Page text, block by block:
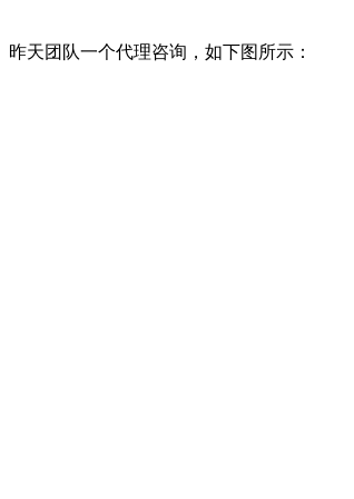
昨天团队一个代理咨询，如下图所示：